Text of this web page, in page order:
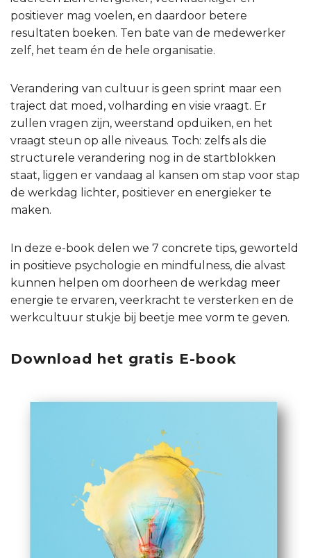
positiever mag voelen, en daardoor betere
resultaten boeken. Ten bate van de medewerker
zelf, het team én de hele organisatie.
Verandering van cultuur is geen sprint maar een
traject dat moed, volharding en visie vraagt. Er
zullen vragen zijn, weerstand opduiken, en het
vraagt steun op alle niveaus. Toch: zelfs als die
structurele verandering nog in de startblokken
staat, liggen er vandaag al kansen om stap voor stap
de werkdag lichter, positiever en energieker te
maken.
In deze e-book delen we 7 concrete tips, geworteld
in positieve psychologie en mindfulness, die alvast
kunnen helpen om doorheen de werkdag meer
energie te ervaren, veerkracht te versterken en de
werkcultuur stukje bij beetje mee vorm te geven.
Download het gratis E-book